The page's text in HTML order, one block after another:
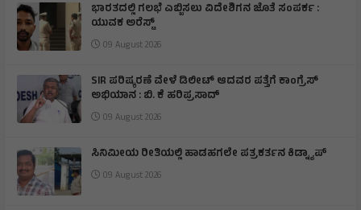
ಭಾರತದಲ್ಲಿ ಗಲಭೆ ಎಬ್ಬಿಸಲು ವಿದೇಶಿಗನ ಜೊತೆ ಸಂಪರ್ಕ :
ಯುವಕ ಅರೆಸ್ಟ್
09 August 2026
SIR ಪರಿಷ್ಕರಣೆ ವೇಳೆ ಡಿಲೀಟ್ ಆದವರ ಪತ್ತೆಗೆ ಕಾಂಗ್ರೆಸ್
ಅಭಿಯಾನ : ಬಿ. ಕೆ ಹರಿಪ್ರಸಾದ್
09 August 2026
ಸಿನಿಮೀಯ ರೀತಿಯಲ್ಲಿ ಹಾಡಹಗಲೇ ಪತ್ರಕರ್ತನ ಕಿಡ್ನ್ಯಾಪ್
09 August 2026